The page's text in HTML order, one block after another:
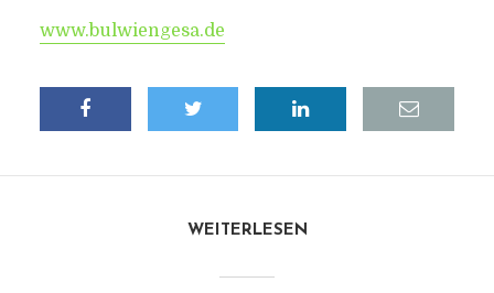
www.bulwiengesa.de
WEITERLESEN